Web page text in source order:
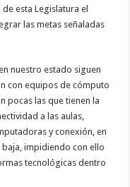
esta Legislatura el
las metas señaladas
nuestro estado siguen
con equipos de cómputo
pocas las que tienen la
a las aulas,
y conexión, en
impidiendo con ello
tecnológicas dentro